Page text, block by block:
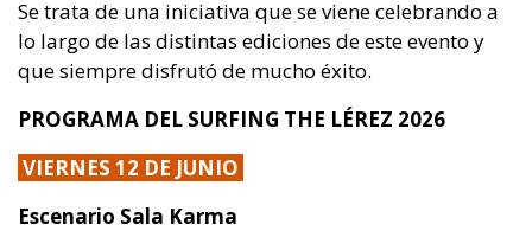
Se trata de una iniciativa que se viene celebrando a
lo largo de las distintas ediciones de este evento y
que siempre disfrutó de mucho éxito.
PROGRAMA DEL SURFING THE LÉREZ 2026
VIERNES 12 DE JUNIO
Escenario Sala Karma